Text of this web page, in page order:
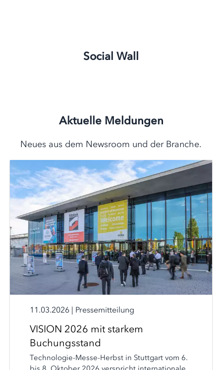
Social Wall
Aktuelle Meldungen
Neues aus dem Newsroom und der Branche.
11.03.2026 | Pressemitteilung
VISION 2026 mit starkem
Buchungsstand
Technologie-Messe-Herbst in Stuttgart vom 6.